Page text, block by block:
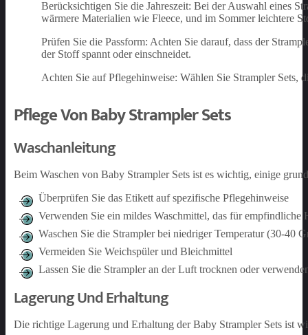
Berücksichtigen Sie die Jahreszeit: Bei der Auswahl eines
wärmere Materialien wie Fleece, und im Sommer leichtere
Prüfen Sie die Passform: Achten Sie darauf, dass der
der Stoff spannt oder einschneidet.
Achten Sie auf Pflegehinweise: Wählen Sie Strampler
Pflege Von Baby Strampler Sets
Waschanleitung
Beim Waschen von Baby Strampler Sets ist es wichtig, einige
Überprüfen Sie das Etikett auf spezifische Pflegehinweise
Verwenden Sie ein mildes Waschmittel, das für empfindliche
Waschen Sie die Strampler bei niedriger Temperatur (30-40
Vermeiden Sie Weichspüler und Bleichmittel
Lassen Sie die Strampler an der Luft trocknen oder
Lagerung Und Erhaltung
Die richtige Lagerung und Erhaltung der Baby Strampler Sets ist